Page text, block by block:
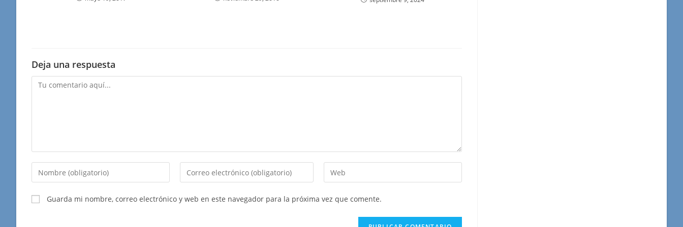
Deja una respuesta
Comentario
Introduce
tu
nombre
o
Introduce
tu
de
Introduce
la
Guarda mi nombre, correo electrónico y web en este navegador para la próxima vez que comente.